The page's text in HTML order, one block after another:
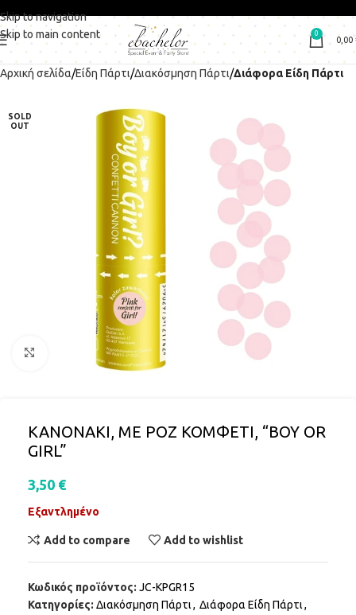
Skip to navigation
Skip to main content
0
0,00
Αρχική σελίδα Είδη Πάρτι Διακόσμηση Πάρτι Διάφορα Είδη Πάρτι
SOLD
OUT
Click to enlarge
ΚΑΝΟΝΑΚΙ, ΜΕ ΡΟΖ ΚΟΜΦΕΤΙ, “ΒΟΥ OR
GIRL”
3,50 €
Εξαντλημένο
Add to compare Add to wishlist
Κωδικός προϊόντος: JC-KPGR15
Κατηγορίες: Διακόσμηση Πάρτι, Διάφορα Είδη Πάρτι,